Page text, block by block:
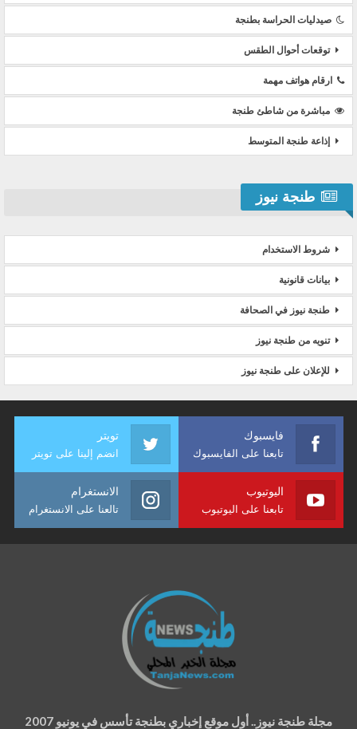
صيدليات الحراسة بطنجة
توقعات أحوال الطقس
ارقام هواتف مهمة
مباشرة من شاطئ طنجة
إذاعة طنجة المتوسط
طنجة نيوز
شروط الاستخدام
بيانات قانونية
طنجة نيوز في الصحافة
تنويه من طنجة نيوز
للإعلان على طنجة نيوز
فايسبوك
تابعنا على الفايسبوك
تويتر
انضم إلينا على تويتر
اليوتيوب
تابعنا على اليوتيوب
الانستغرام
تالعنا على الانستغرام
مجلة طنجة نيوز.. أول موقع إخباري بطنجة تأسس في يونيو 2007